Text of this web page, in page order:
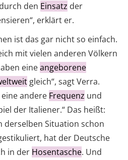
den Einsatz der
erklärt er.
ist das gar nicht so einfach.
mit vielen anderen Völkern
eineangeborene
gleich“, sagt Verra.
andere Frequenz und
der Italiener.“ Das heißt:
derselben Situation schon
hat der Deutsche
in der Hosentasche. Und